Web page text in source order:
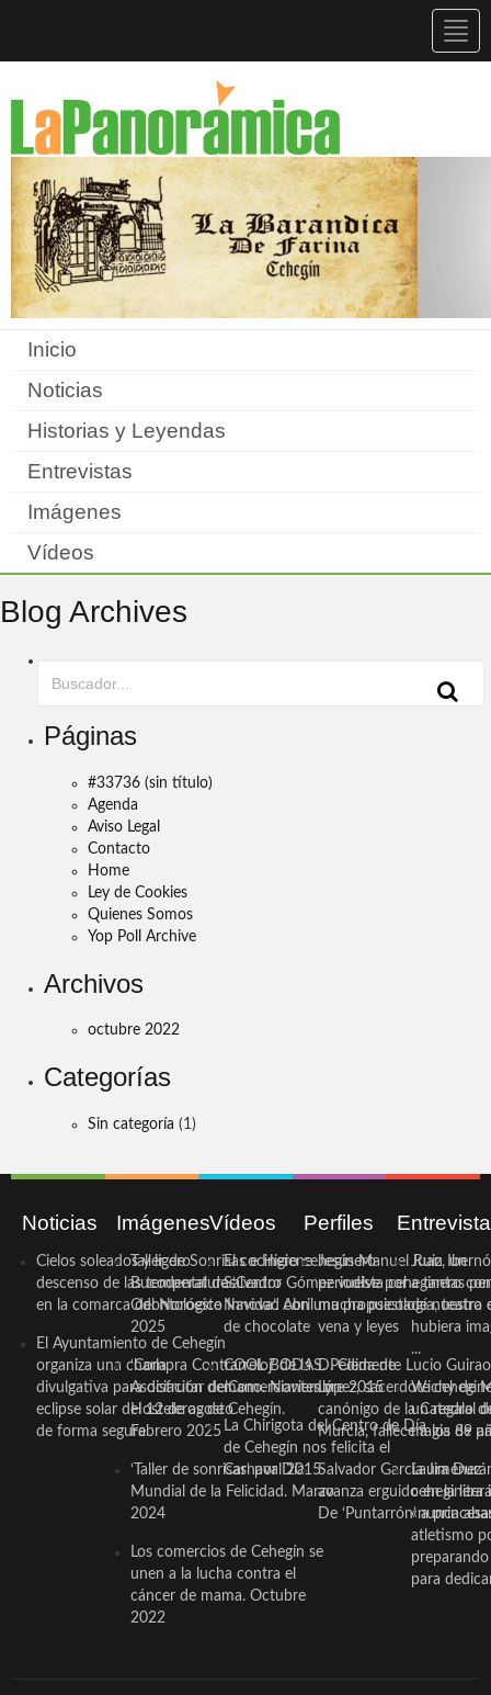
Inicio
Noticias
Historias y Leyendas
Entrevistas
Imágenes
Vídeos
Blog Archives
Páginas
#33736 (sin título)
Agenda
Aviso Legal
Contacto
Home
Ley de Cookies
Quienes Somos
Yop Poll Archive
Archivos
octubre 2022
Categorías
Sin categoría (1)
Noticias
Cielos soleados y ligero
descenso de las temperaturas
en la comarca del Noroeste
El Ayuntamiento de Cehegín
organiza una charla
divulgativa para disfrutar del
eclipse solar del 12 de agosto
de forma segura
Imágenes
Taller de Sonrisas e Higiene
Bucodental de ‘Centro
Odontológico Innova’. Abril
2025
‘Compra Contrarreloj’ de la
Asociación de Comerciantes y
Hosteleros de Cehegín.
Febrero 2025
‘Taller de sonrisas’ por Día
Mundial de la Felicidad. Marzo
2024
Los comercios de Cehegín se
unen a la lucha contra el
cáncer de mama. Octubre
2022
Vídeos
El cocinero ceheginero
Salvador Gómez vuelve por
Navidad con una propuesta
de chocolate
COOL BODAS. Pedida de
mano. Noviembre 2015
La Chirigota del Centro de Día
de Cehegín nos felicita el
Carnaval 2015
Perfiles
Jesús Manuel Ruiz, un
periodista ceheginero con
mucha psicología, teatro
vena y leyes
D. Clemente Lucio Guirao
López, sacerdote
canónigo de la Catedral
Murcia, fallece a los 89
Salvador García Jiménez
avanza erguido en la
De ‘Puntarrón’ a
Juan
a tantas
de nuestra
hubiera
...
Wichy de
un regalo
magia de
Laura
ceheginera
«nunca
atletismo
para